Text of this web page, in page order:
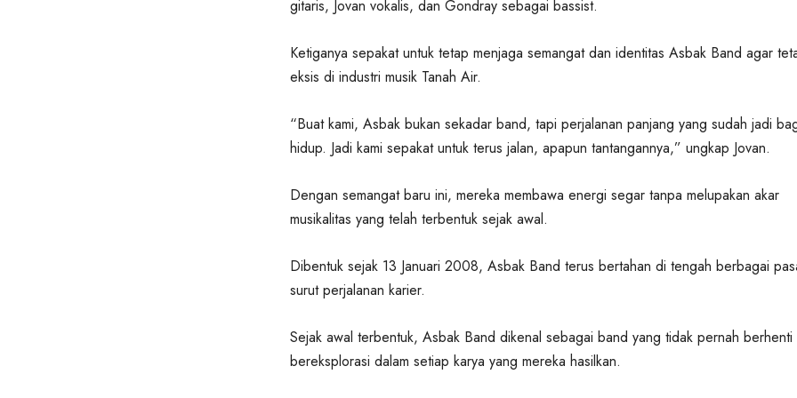
gitaris, Jovan vokalis, dan Gondray sebagai bassist.
Ketiganya sepakat untuk tetap menjaga semangat dan identitas Asbak Band agar
eksis di industri musik Tanah Air.
“Buat kami, Asbak bukan sekadar band, tapi perjalanan panjang yang sudah jadi
hidup. Jadi kami sepakat untuk terus jalan, apapun tantangannya,” ungkap Jovan.
Dengan semangat baru ini, mereka membawa energi segar tanpa melupakan akar
musikalitas yang telah terbentuk sejak awal.
Dibentuk sejak 13 Januari 2008, Asbak Band terus bertahan di tengah berbagai
surut perjalanan karier.
Sejak awal terbentuk, Asbak Band dikenal sebagai band yang tidak pernah berhenti
bereksplorasi dalam setiap karya yang mereka hasilkan.